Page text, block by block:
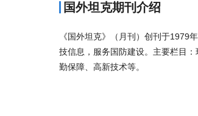
国外坦克期刊介绍
《国外坦克》（月刊）创刊于1979
技信息，服务国防建设。主要栏目
勤保障、高新技术等。